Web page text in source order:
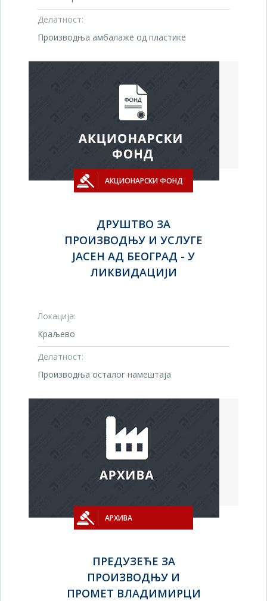
Делатност:
Производња амбалаже од пластике
АКЦИОНАРСКИ ФОНД
ДРУШТВО ЗА
ПРОИЗВОДЊУ И УСЛУГЕ
ЈАСЕН АД БЕОГРАД - У
ЛИКВИДАЦИЈИ
Локација:
Краљево
Делатност:
Производња осталог намештаја
АРХИВА
ПРЕДУЗЕЋЕ ЗА
ПРОИЗВОДЊУ И
ПРОМЕТ ВЛАДИМИРЦИ